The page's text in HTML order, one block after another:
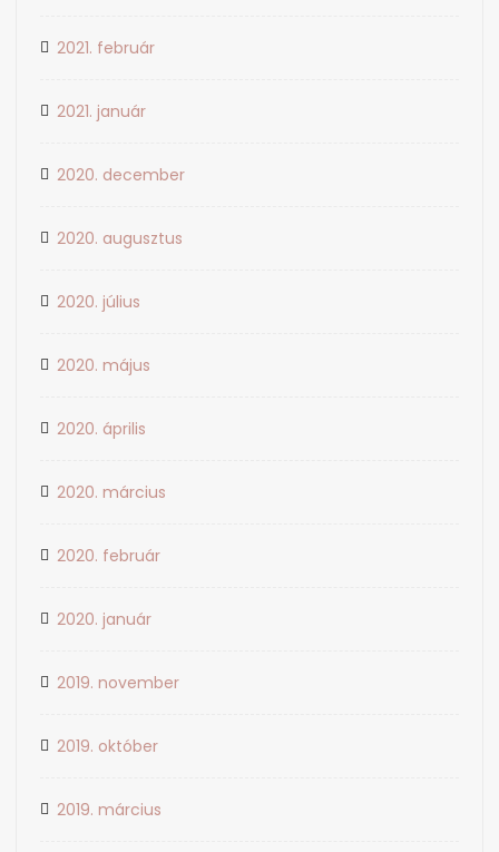
2021. február
2021. január
2020. december
2020. augusztus
2020. július
2020. május
2020. április
2020. március
2020. február
2020. január
2019. november
2019. október
2019. március